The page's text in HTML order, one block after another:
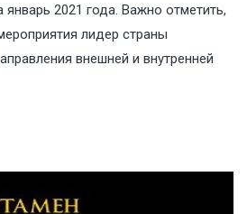
январь 2021 года. Важно отметить,
лидер страны
внешней и внутренней